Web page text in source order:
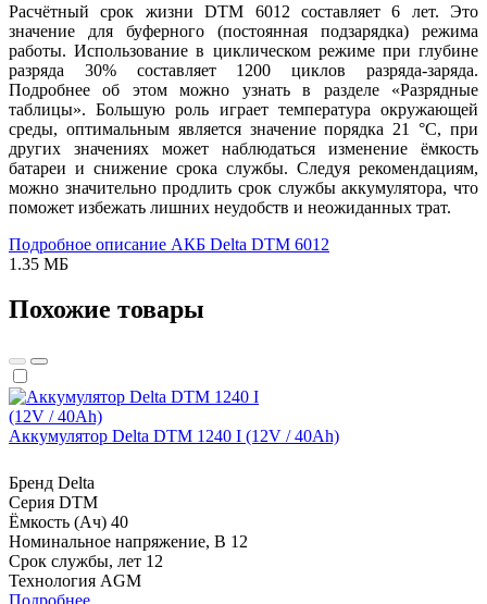
Расчётный срок жизни DTM 6012 составляет 6 лет. Это
значение для буферного (постоянная подзарядка) режима
работы. Использование в циклическом режиме при глубине
разряда 30% составляет 1200 циклов разряда-заряда.
Подробнее об этом можно узнать в разделе «Разрядные
таблицы». Большую роль играет температура окружающей
среды, оптимальным является значение порядка 21 °С, при
других значениях может наблюдаться изменение ёмкость
батареи и снижение срока службы. Следуя рекомендациям,
можно значительно продлить срок службы аккумулятора, что
поможет избежать лишних неудобств и неожиданных трат.
Подробное описание АКБ Delta DTM 6012
1.35 МБ
Похожие товары
Аккумулятор Delta DTM 1240 I (12V / 40Ah)
Бренд Delta
Серия DTM
Ёмкость (Ач) 40
Номинальное напряжение, В 12
Срок службы, лет 12
Технология AGM